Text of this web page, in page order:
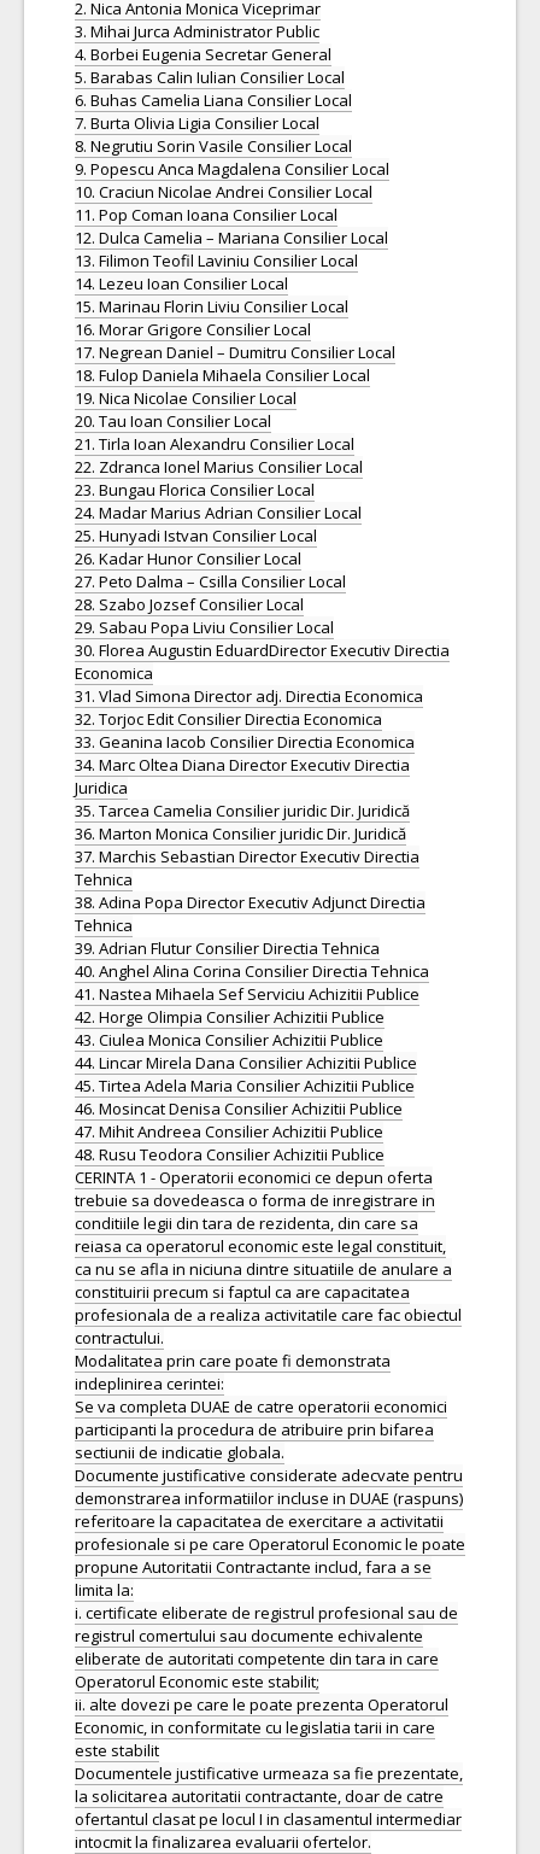
2. Nica Antonia Monica Viceprimar
3. Mihai Jurca Administrator Public
4. Borbei Eugenia Secretar General
5. Barabas Calin Iulian Consilier Local
6. Buhas Camelia Liana Consilier Local
7. Burta Olivia Ligia Consilier Local
8. Negrutiu Sorin Vasile Consilier Local
9. Popescu Anca Magdalena Consilier Local
10. Craciun Nicolae Andrei Consilier Local
11. Pop Coman Ioana Consilier Local
12. Dulca Camelia – Mariana Consilier Local
13. Filimon Teofil Laviniu Consilier Local
14. Lezeu Ioan Consilier Local
15. Marinau Florin Liviu Consilier Local
16. Morar Grigore Consilier Local
17. Negrean Daniel – Dumitru Consilier Local
18. Fulop Daniela Mihaela Consilier Local
19. Nica Nicolae Consilier Local
20. Tau Ioan Consilier Local
21. Tirla Ioan Alexandru Consilier Local
22. Zdranca Ionel Marius Consilier Local
23. Bungau Florica Consilier Local
24. Madar Marius Adrian Consilier Local
25. Hunyadi Istvan Consilier Local
26. Kadar Hunor Consilier Local
27. Peto Dalma – Csilla Consilier Local
28. Szabo Jozsef Consilier Local
29. Sabau Popa Liviu Consilier Local
30. Florea Augustin EduardDirector Executiv Directia
Economica
31. Vlad Simona Director adj. Directia Economica
32. Torjoc Edit Consilier Directia Economica
33. Geanina Iacob Consilier Directia Economica
34. Marc Oltea Diana Director Executiv Directia
Juridica
35. Tarcea Camelia Consilier juridic Dir. Juridică
36. Marton Monica Consilier juridic Dir. Juridică
37. Marchis Sebastian Director Executiv Directia
Tehnica
38. Adina Popa Director Executiv Adjunct Directia
Tehnica
39. Adrian Flutur Consilier Directia Tehnica
40. Anghel Alina Corina Consilier Directia Tehnica
41. Nastea Mihaela Sef Serviciu Achizitii Publice
42. Horge Olimpia Consilier Achizitii Publice
43. Ciulea Monica Consilier Achizitii Publice
44. Lincar Mirela Dana Consilier Achizitii Publice
45. Tirtea Adela Maria Consilier Achizitii Publice
46. Mosincat Denisa Consilier Achizitii Publice
47. Mihit Andreea Consilier Achizitii Publice
48. Rusu Teodora Consilier Achizitii Publice
CERINTA 1 - Operatorii economici ce depun oferta
trebuie sa dovedeasca o forma de inregistrare in
conditiile legii din tara de rezidenta, din care sa
reiasa ca operatorul economic este legal constituit,
ca nu se afla in niciuna dintre situatiile de anulare a
constituirii precum si faptul ca are capacitatea
profesionala de a realiza activitatile care fac obiectul
contractului.
Modalitatea prin care poate fi demonstrata
indeplinirea cerintei:
Se va completa DUAE de catre operatorii economici
participanti la procedura de atribuire prin bifarea
sectiunii de indicatie globala.
Documente justificative considerate adecvate pentru
demonstrarea informatiilor incluse in DUAE (raspuns)
referitoare la capacitatea de exercitare a activitatii
profesionale si pe care Operatorul Economic le poate
propune Autoritatii Contractante includ, fara a se
limita la:
i. certificate eliberate de registrul profesional sau de
registrul comertului sau documente echivalente
eliberate de autoritati competente din tara in care
Operatorul Economic este stabilit;
ii. alte dovezi pe care le poate prezenta Operatorul
Economic, in conformitate cu legislatia tarii in care
este stabilit
Documentele justificative urmeaza sa fie prezentate,
la solicitarea autoritatii contractante, doar de catre
ofertantul clasat pe locul I in clasamentul intermediar
intocmit la finalizarea evaluarii ofertelor.